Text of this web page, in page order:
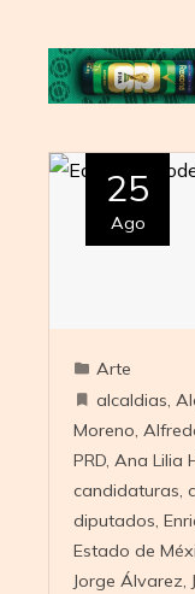
25
Ago
Arte
alcaldias,
Moreno,
PRD, Ana Lilia
candidaturas,
diputados,
Estado de
Jorge Álvarez,